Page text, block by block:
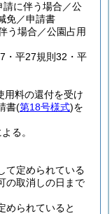
請に伴う場合／公
免／申請書
う場合／公園占用
・平27規則32・平
用料の還付を受け
書(第18号様式)を
る。
て定められている
の取消しの日まで
められていると